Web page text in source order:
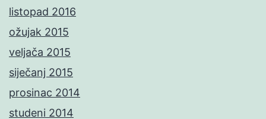
listopad 2016
ožujak 2015
veljača 2015
siječanj 2015
prosinac 2014
studeni 2014